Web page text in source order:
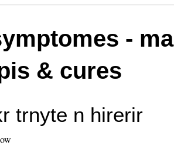
- ma
& cures
trnyte n hirerir